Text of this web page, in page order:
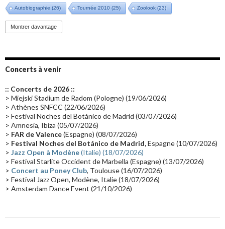
Autobiographie (26) Tournée 2010 (25) Zoolook (23)
Promo 2019(23)
Groupe de Recherche Musicale
Passages radio Vidéo Jarrecast (16) Synthé 80's
Les concerts en Chine(16) Cinéma
Synthé Roland(15) Belgique(15)
(14) Astronomie (14)
Tournée 2025(14) 2024(14) Chine(13)
Montrer davantage
Concerts à venir
:: Concerts de 2026 ::
> Miejski Stadium de Radom (Pologne) (19/06/2026)
> Athènes SNFCC (22/06/2026)
> Festival Noches del Botánico de Madrid (03/07/2026)
> Amnesia, Ibiza (05/07/2026)
> FAR de Valence(Espagne) (08/07/2026)
> Festival Noches del Botánico de Madrid,Espagne (10/07/2026)
> Jazz Open à Modène(Italie) (18/07/2026)
> Festival Starlite Occident de Marbella (Espagne) (13/07/2026)
> Concert au Poney Club, Toulouse (16/07/2026)
> Festival Jazz Open, Modène, Italie (18/07/2026)
> Amsterdam Dance Event (21/10/2026)